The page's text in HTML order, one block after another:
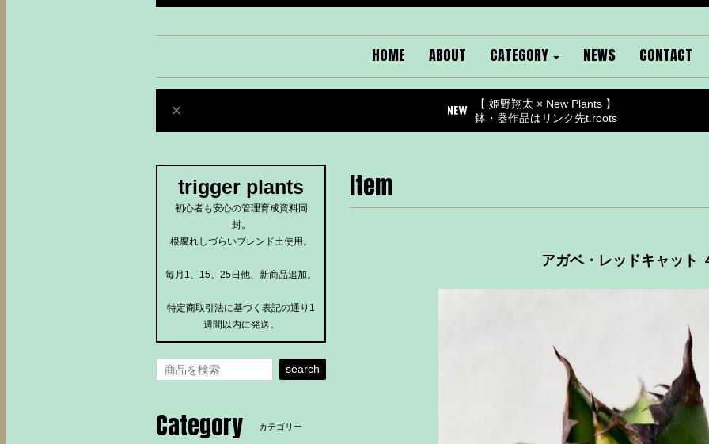
HOME ABOUT CATEGORY NEWS CONTACT
【 姫野翔太 × New Plants 】
鉢・器作品はリンク先t.roots
Item
アガベ・レッドキャット
trigger plants
初心者も安心の管理育成資料同
封。
根腐れしづらいブレンド土使用。
毎月1、15、25日他、新商品追加。
特定商取引法に基づく表記の通り1
週間以内に発送。
search
Category カテゴリー